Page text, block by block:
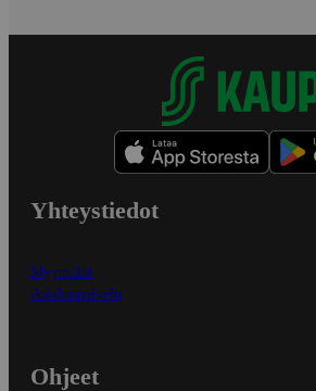
Yhteystiedot
Myymälät
Asiakaspalvelu
Ohjeet